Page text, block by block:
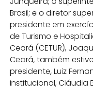
Brasil; e o diretor
presidente em
de Turismo e
Ceará (CETUR),
Ceará, também
presidente, Luiz
institucional, Cláudia